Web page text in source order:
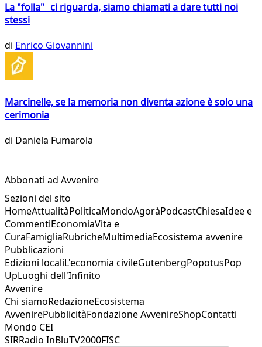
La "folla" ci riguarda, siamo chiamati a dare tutti noi
stessi
di Enrico Giovannini
Marcinelle, se la memoria non diventa azione è solo una
cerimonia
di Daniela Fumarola
Abbonati ad Avvenire
Sezioni del sito
HomeAttualitàPoliticaMondoAgoràPodcastChiesaIdee e
CommentiEconomiaVita e
CuraFamigliaRubricheMultimediaEcosistema avvenire
Pubblicazioni
Edizioni localiL'economia civileGutenbergPopotusPop
UpLuoghi dell'Infinito
Avvenire
Chi siamoRedazioneEcosistema
AvvenirePubblicitàFondazione AvvenireShopContatti
Mondo CEI
SIRRadio InBluTV2000FISC